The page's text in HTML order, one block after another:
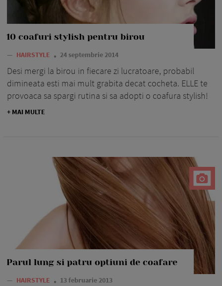
10 coafuri stylish pentru birou
— HAIRSTYLE 24 septembrie 2014
Desi mergi la birou in fiecare zi lucratoare, probabil
dimineata esti mai mult grabita decat cocheta. ELLE te
provoaca sa spargi rutina si sa adopti o coafura stylish!
+ MAI MULTE
Parul lung si patru optiuni de coafare
— HAIRSTYLE 13 februarie 2013